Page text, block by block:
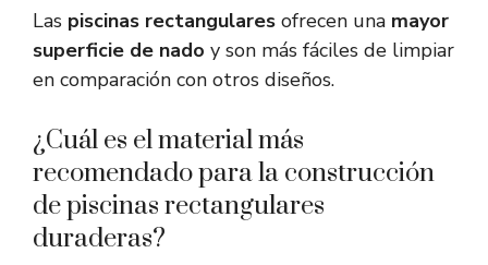
Las piscinas rectangulares ofrecen una mayor
superficie de nado y son más fáciles de limpiar
en comparación con otros diseños.
¿Cuál es el material más
recomendado para la construcción
de piscinas rectangulares
duraderas?